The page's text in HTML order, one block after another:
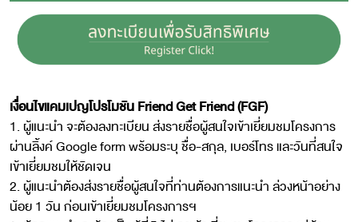
เงื่อนไขแคมเปญโปรโมชัน Friend Get Friend (FGF)
1. ผู้แนะนำ จะต้องลงทะเบียน ส่งรายชื่อผู้สนใจเข้าเยี่ยมชมโครงการ
ผ่านลิ้งค์ Google form wร้อมระบุ ชื่อ-สกุล, เบอร์โทร และวันที่สนใจ
เข้าเยี่ยมชมให้ชัดเจน
2. ผู้แนะนำต้องส่งรายชื่อผู้สนใจที่ท่านต้องการแนะนำ ล่วงหน้าอย่าง
น้อย 1 วัน ก่อนเข้าเยี่ยมชมโครงการฯ